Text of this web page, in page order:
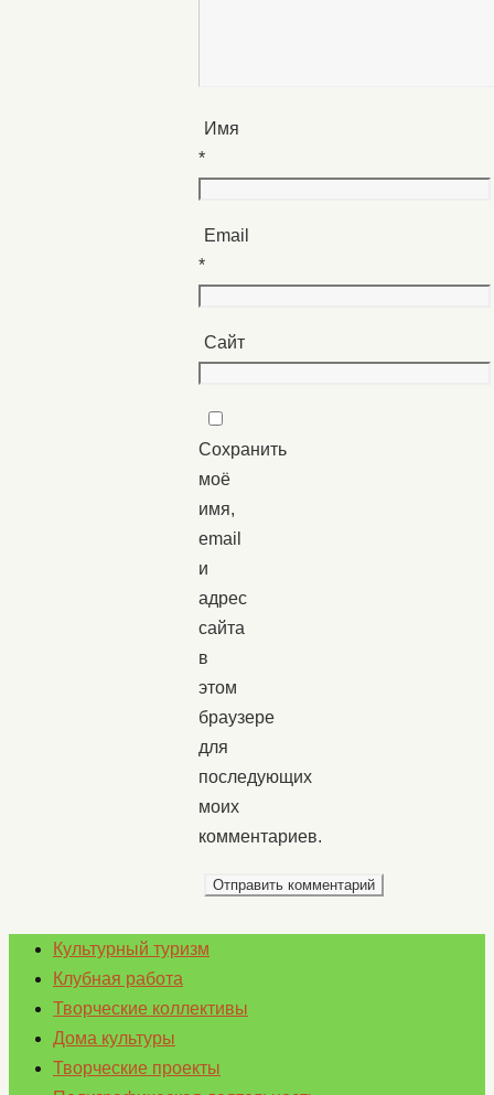
Имя
*
Email
*
Сайт
Сохранить
моё
имя,
email
и
адрес
сайта
в
этом
браузере
для
последующих
моих
комментариев.
Культурный туризм
Клубная работа
Творческие коллективы
Дома культуры
Творческие проекты